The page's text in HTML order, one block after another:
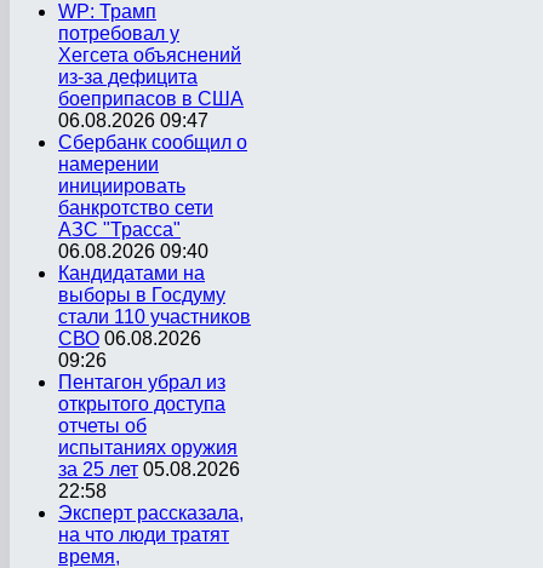
WP: Трамп
потребовал у
Хегсета объяснений
из-за дефицита
боеприпасов в США
06.08.2026 09:47
Сбербанк сообщил о
намерении
инициировать
банкротство сети
АЗС "Трасса"
06.08.2026 09:40
Кандидатами на
выборы в Госдуму
стали 110 участников
СВО 06.08.2026
09:26
Пентагон убрал из
открытого доступа
отчеты об
испытаниях оружия
за 25 лет 05.08.2026
22:58
Эксперт рассказала,
на что люди тратят
время,